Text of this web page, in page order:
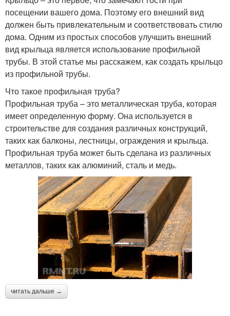
посещении вашего дома. Поэтому его внешний вид
должен быть привлекательным и соответствовать стилю
дома. Одним из простых способов улучшить внешний
вид крыльца является использование профильной
трубы. В этой статье мы расскажем, как создать крыльцо
из профильной трубы.
Что такое профильная труба?
Профильная труба – это металлическая труба, которая
имеет определенную форму. Она используется в
строительстве для создания различных конструкций,
таких как балконы, лестницы, ограждения и крыльца.
Профильная труба может быть сделана из различных
металлов, таких как алюминий, сталь и медь.
читать дальше →